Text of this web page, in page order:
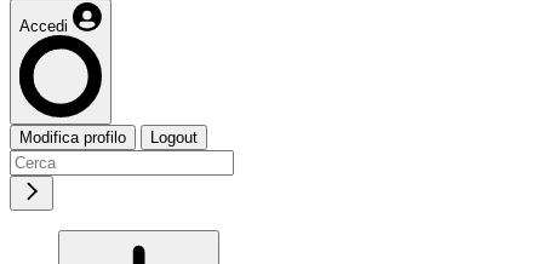
Accedi
Modifica profilo Logout